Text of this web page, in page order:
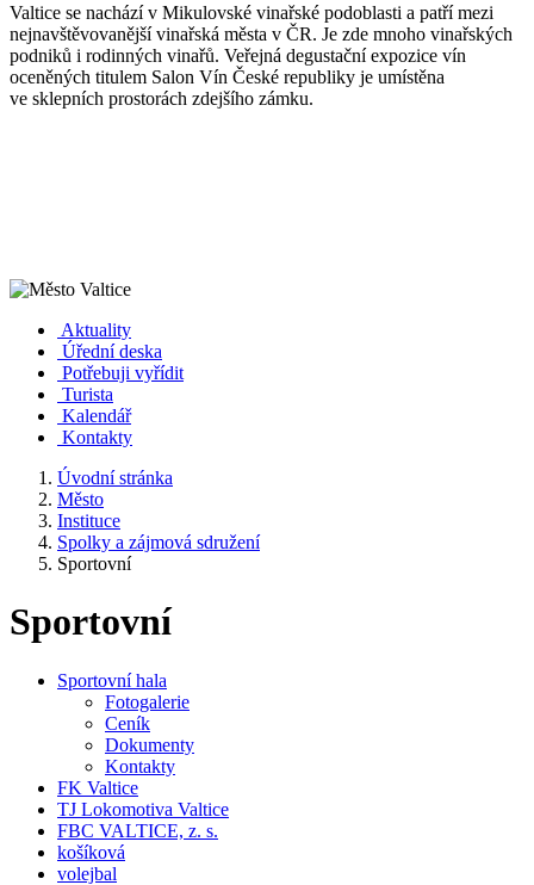
Valtice se nachází v Mikulovské vinařské podoblasti a patří mezi
nejnavštěvovanější vinařská města v ČR. Je zde mnoho vinařských
podniků i rodinných vinařů. Veřejná degustační expozice vín
oceněných titulem Salon Vín České republiky je umístěna
ve sklepních prostorách zdejšího zámku.
Aktuality
Úřední deska
Potřebuji vyřídit
Turista
Kalendář
Kontakty
Úvodní stránka
Město
Instituce
Spolky a zájmová sdružení
Sportovní
Sportovní
Sportovní hala
Fotogalerie
Ceník
Dokumenty
Kontakty
FK Valtice
TJ Lokomotiva Valtice
FBC VALTICE, z. s.
košíková
volejbal